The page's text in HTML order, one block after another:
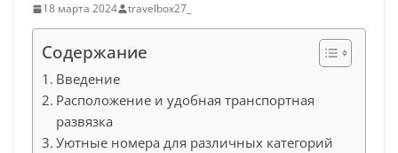
18 марта 2024 travelbox27_
Содержание
Введение
Расположение и удобная транспортная
развязка
Уютные номера для различных категорий